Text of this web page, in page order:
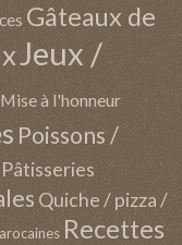
Gâteaux de
Jeux /
Mise à l'honneur
Poissons /
Pâtisseries
Quiche / pizza /
Recettes